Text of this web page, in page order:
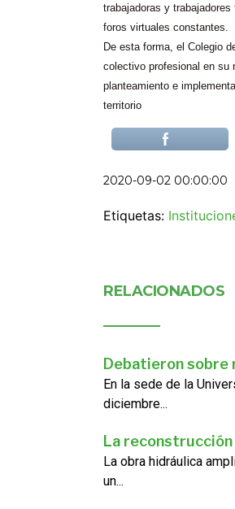
trabajadoras y
foros virtuales constantes.
De esta forma, el Colegio
colectivo profesional en su
planteamiento e
territorio
2020-09-02 00:00:00
Etiquetas:
RELACIONADOS
Debatieron sobre
En la sede de la
diciembre...
La reconstrucción
La obra hidráulica
un...